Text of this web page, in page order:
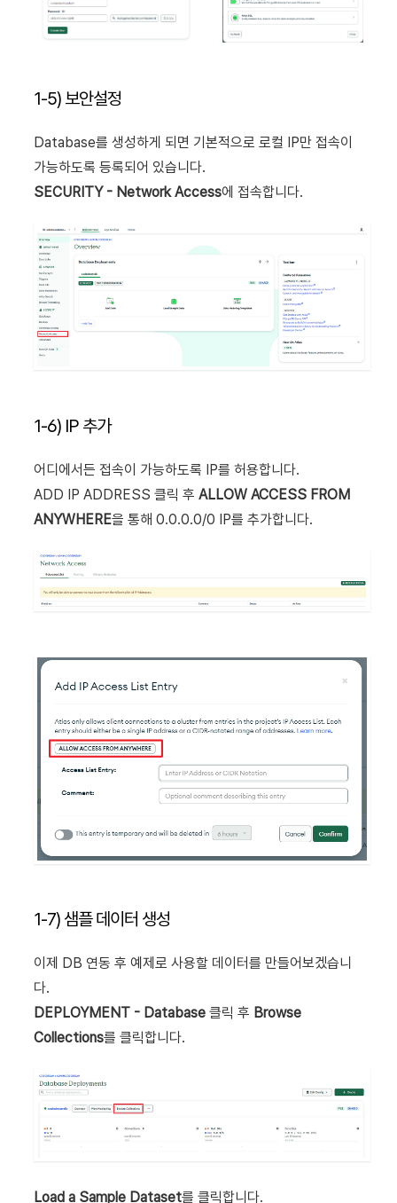
1-5) 보안설정
Database를 생성하게 되면 기본적으로 로컬 IP만 접속이
가능하도록 등록되어 있습니다.
SECURITY - Network Access에 접속합니다.
1-6) IP 추가
어디에서든 접속이 가능하도록 IP를 허용합니다.
ADD IP ADDRESS 클릭 후 ALLOW ACCESS FROM
ANYWHERE을 통해 0.0.0.0/0 IP를 추가합니다.
1-7) 샘플 데이터 생성
이제 DB 연동 후 예제로 사용할 데이터를 만들어보겠습니
다.
DEPLOYMENT - Database 클릭 후 Browse
Collections를 클릭합니다.
Load a Sample Dataset를 클릭합니다.